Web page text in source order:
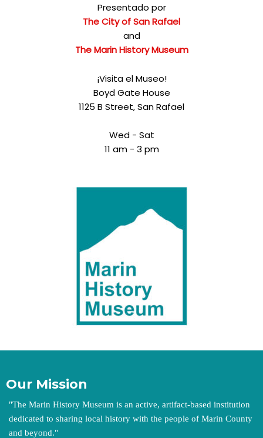
Presentado por
The City of San Rafael
and
The Marin History Museum
¡Visita el Museo!
Boyd Gate House
1125 B Street, San Rafael
Wed - Sat
11 am - 3 pm
Our Mission
"The Marin History Museum is an active, artifact-based institution
dedicated to sharing local history with the people of Marin County
and beyond."